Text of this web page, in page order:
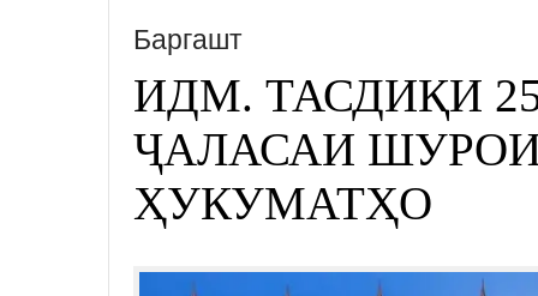
Баргашт
ИДМ. ТАСДИҚИ
ҶАЛАСАИ
ҲУКУМАТҲО